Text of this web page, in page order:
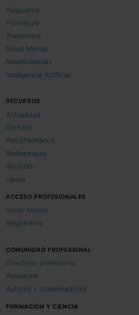
Psiquiatría
Psicología
Trastornos
Salud Mental
Neurociencias
Inteligencia Artificial
RECURSOS
Actualidad
Glosario
Psicofármacos
Bibliopsiquis
Revistas
Libros
ACCESO PROFESIONALES
Iniciar sesión
Registrarse
COMUNIDAD PROFESIONAL
Directorio profesional
PsiquiLink
Autores y colaboradores
FORMACIÓN Y CIENCIA